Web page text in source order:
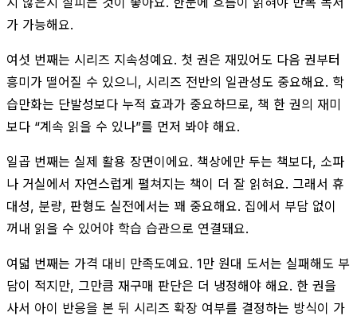
가 가능해요.
여섯 번째는 시리즈 지속성예요. 첫 권은 재밌어도 다음 권부터
흥미가 떨어질 수 있으니, 시리즈 전반의 일관성도 중요해요. 학
습만화는 단발성보다 누적 효과가 중요하므로, 책 한 권의 재미
보다 “계속 읽을 수 있나”를 먼저 봐야 해요.
일곱 번째는 실제 활용 장면이에요. 책상에만 두는 책보다, 소파
나 거실에서 자연스럽게 펼쳐지는 책이 더 잘 읽혀요. 그래서 휴
대성, 분량, 판형도 실전에서는 꽤 중요해요. 집에서 부담 없이
꺼내 읽을 수 있어야 학습 습관으로 연결돼요.
여덟 번째는 가격 대비 만족도예요. 1만 원대 도서는 실패해도 부
담이 적지만, 그만큼 재구매 판단은 더 냉정해야 해요. 한 권을
사서 아이 반응을 본 뒤 시리즈 확장 여부를 결정하는 방식이 가